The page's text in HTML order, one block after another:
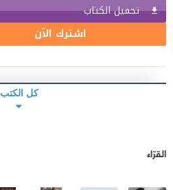
تحميل الكتاب
اشترك الآن
كل الكتب
القرّاء